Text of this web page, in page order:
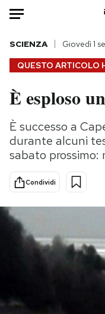
HOME
Italia
Politica
Tecnologia
Scienza
Sport
QUESTO ARTICOLO
SCIENZA Giovedì 1
È esploso
È successo a
durante alcuni
sabato
Condividi